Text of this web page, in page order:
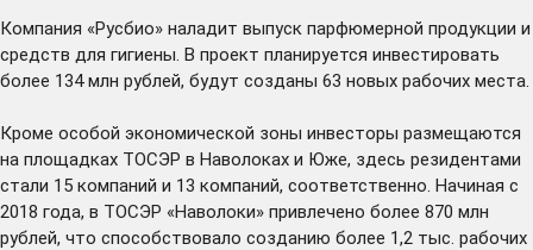
Компания «Русбио» наладит выпуск парфюмерной продукции и
средств для гигиены. В проект планируется инвестировать
более 134 млн рублей, будут созданы 63 новых рабочих места.
Кроме особой экономической зоны инвесторы размещаются
на площадках ТОСЭР в Наволоках и Юже, здесь резидентами
стали 15 компаний и 13 компаний, соответственно. Начиная с
2018 года, в ТОСЭР «Наволоки» привлечено более 870 млн
рублей, что способствовало созданию более 1,2 тыс. рабочих